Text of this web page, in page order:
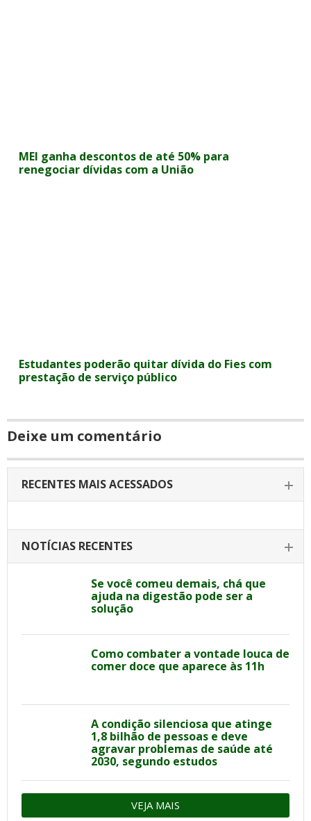
MEI ganha descontos de até 50% para
renegociar dívidas com a União
Estudantes poderão quitar dívida do Fies com
prestação de serviço público
Deixe um comentário
RECENTES MAIS ACESSADOS
NOTÍCIAS RECENTES
Se você comeu demais, chá que
ajuda na digestão pode ser a
solução
Como combater a vontade louca de
comer doce que aparece às 11h
A condição silenciosa que atinge
1,8 bilhão de pessoas e deve
agravar problemas de saúde até
2030, segundo estudos
VEJA MAIS